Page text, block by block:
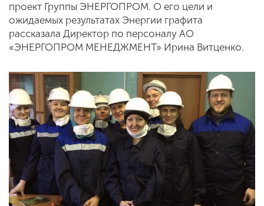
проект Группы ЭНЕРГОПРОМ. О его цели и
ожидаемых результатах Энергии графита
рассказала Директор по персоналу АО
«ЭНЕРГОПРОМ МЕНЕДЖМЕНТ» Ирина Витценко.